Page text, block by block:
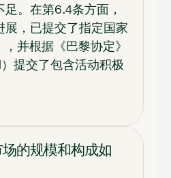
。在第6.4条方面，
展，已提交了指定国家
并根据《巴黎协定》
提交了包含活动积极
的规模和构成如